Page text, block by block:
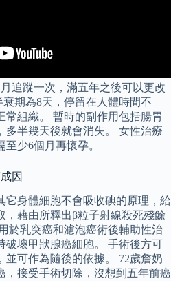
追蹤一次，滿五年之後可以更改
期為8天，停留在人體時間不
常組織。 暫時的副作用包括腸胃
多半幾天後就會消失。 女性治療
少6個月再懷孕。
因
它身體細胞不會吸收碘的原理，給
，藉由所釋出β粒子射線殺死殘餘
於乳突癌和濾泡癌術後輔助性治
破壞甲狀腺癌細胞。 手術後方可
可作為隨後的依據。 72歲詹奶
，接受手術切除，沒想到五年前癌